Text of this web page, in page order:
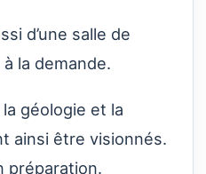
d’une salle de
la demande.
géologie et la
ainsi être visionnés.
préparation.